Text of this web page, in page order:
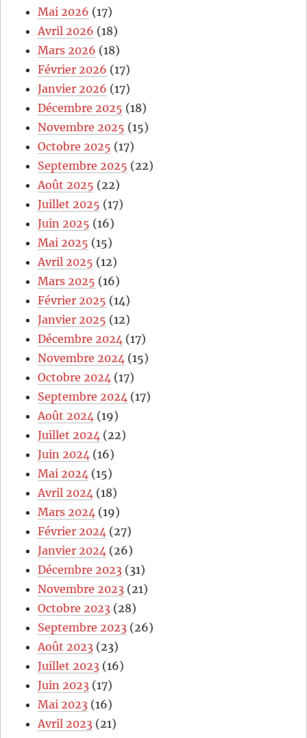
Mai 2026 (17)
Avril 2026 (18)
Mars 2026 (18)
Février 2026 (17)
Janvier 2026 (17)
Décembre 2025 (18)
Novembre 2025 (15)
Octobre 2025 (17)
Septembre 2025 (22)
Août 2025 (22)
Juillet 2025 (17)
Juin 2025 (16)
Mai 2025 (15)
Avril 2025 (12)
Mars 2025 (16)
Février 2025 (14)
Janvier 2025 (12)
Décembre 2024 (17)
Novembre 2024 (15)
Octobre 2024 (17)
Septembre 2024 (17)
Août 2024 (19)
Juillet 2024 (22)
Juin 2024 (16)
Mai 2024 (15)
Avril 2024 (18)
Mars 2024 (19)
Février 2024 (27)
Janvier 2024 (26)
Décembre 2023 (31)
Novembre 2023 (21)
Octobre 2023 (28)
Septembre 2023 (26)
Août 2023 (23)
Juillet 2023 (16)
Juin 2023 (17)
Mai 2023 (16)
Avril 2023 (21)